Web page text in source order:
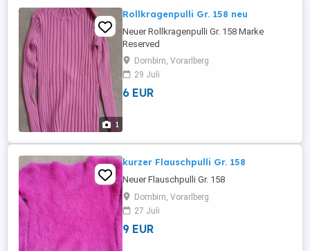
1
Rollkragenpulli Gr. 158 neu
Neuer Rollkragenpulli Gr. 158 Marke
Reserved
Dornbirn, Vorarlberg
29 Juli
6 EUR
kurzer Flauschpulli Gr. 158
Neuer Flauschpulli Gr. 158
Dornbirn, Vorarlberg
27 Juli
9 EUR